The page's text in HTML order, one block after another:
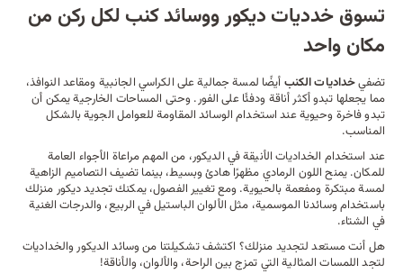
تسوق خدديات ديكور ووسائد كنب لكل ركن من
مكان واحد
تضفيخداديات الكنبأيضًا لمسة جمالية علىالكراسيالجانبية ومقاعد النوافذ،
مما يجعلها تبدو أكثر أناقة ودفئًا على الفور. وحتىالمساحات الخارجيةيمكن أن
تبدو فاخرة وحيوية عند استخدام الوسائد المقاومة للعوامل الجوية بالشكل
المناسب.
عند استخدام الخداديات الأنيقة في الديكور، من المهم مراعاة الأجواء العامة
للمكان. يمنح اللون الرمادي مظهرًا هادئ وبسيط، بينما تضيف التصاميم الزاهية
لمسة مبتكرة ومفعمة بالحيوية. ومع تغيير الفصول، يمكنك تجديد ديكور منزلك
باستخدام وسائدنا الموسمية، مثل الألوان الباستيل في الربيع، والدرجات الغنية
في الشتاء.
هل أنت مستعد لتجديد منزلك؟ اكتشف تشكيلتنا من وسائد الديكور والخداديات
لتجد اللمسات المثالية التي تمزج بين الراحة، والألوان، والأناقة!